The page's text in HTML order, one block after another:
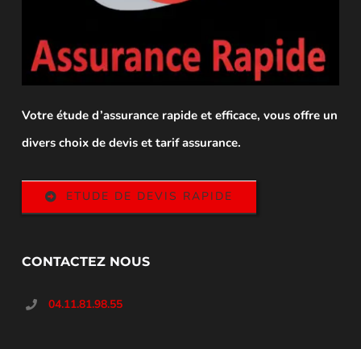
Votre étude d’assurance rapide et efficace, vous offre un
divers choix de devis et tarif assurance.
ETUDE DE DEVIS RAPIDE
CONTACTEZ NOUS
04.11.81.98.55